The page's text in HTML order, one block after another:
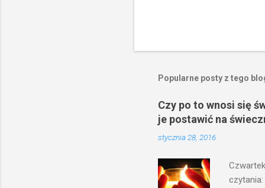
Popularne posty z tego
Czy po to wnosi się
je postawić na
stycznia 28, 2016
czytania: